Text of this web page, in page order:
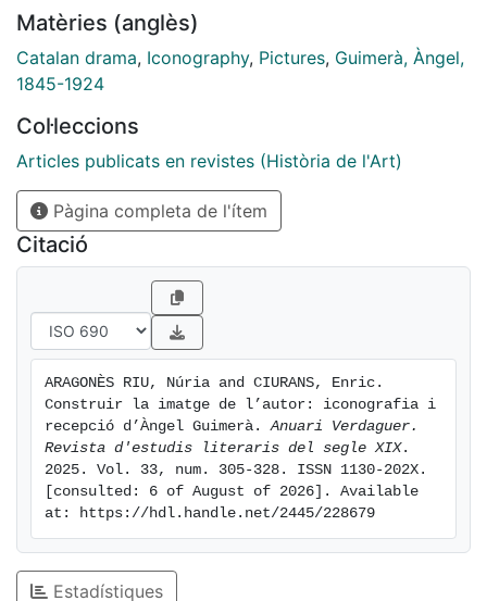
Matèries (anglès)
Catalan drama, Iconography, Pictures, Guimerà, Àngel,
1845-1924
Col·leccions
Articles publicats en revistes (Història de l'Art)
Pàgina completa de l'ítem
Citació
ARAGONÈS RIU, Núria and CIURANS, Enric.
Construir la imatge de l’autor: iconografia i
recepció d’Àngel Guimerà. Anuari Verdaguer.
Revista d'estudis literaris del segle XIX.
2025. Vol. 33, num. 305-328. ISSN 1130-202X.
[consulted: 6 of August of 2026]. Available
at: https://hdl.handle.net/2445/228679
Estadístiques